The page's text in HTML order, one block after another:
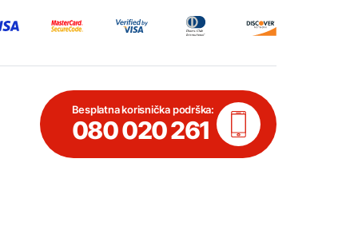
Besplatna korisnička podrška:
080 020 261